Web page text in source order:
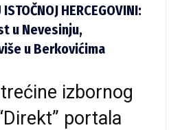
HERCEGOVINI:
u Nevesinju,
u Berkovićima
izbornog
portala